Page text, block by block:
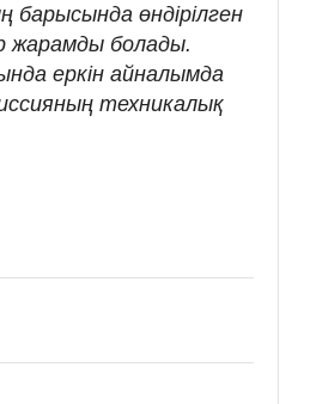
өндірілген
жарамды болады.
еркін айналымда
техникалық